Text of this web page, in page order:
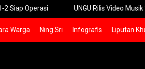
UNGU Rilis Video Musik “Utara-
Warga Ning Sri Infografis Liputan